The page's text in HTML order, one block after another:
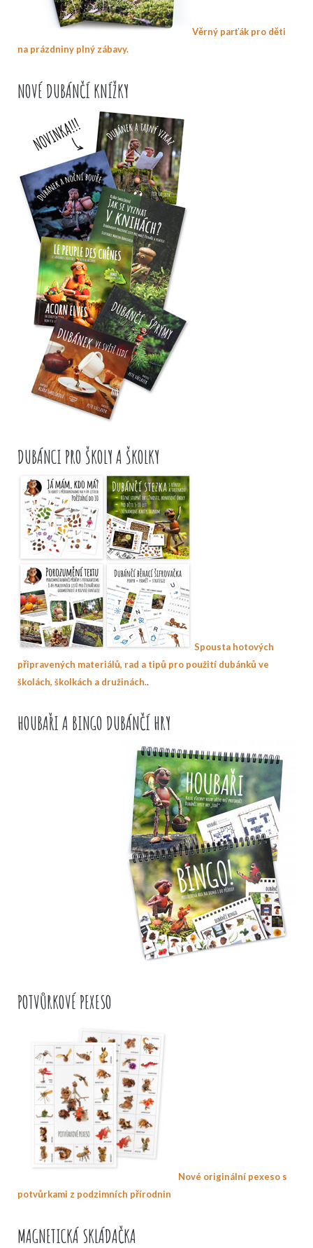
Věrný parťák pro děti
na prázdniny plný zábavy.
NOVÉ DUBÁNČÍ KNÍŽKY
DUBÁNCI PRO ŠKOLY A ŠKOLKY
Spousta hotových
připravených materiálů, rad a tipů pro použití dubánků ve
školách, školkách a družinách..
HOUBAŘI A BINGO DUBÁNČÍ HRY
POTVŮRKOVÉ PEXESO
Nové originální pexeso s
potvůrkami z podzimních přírodnin
MAGNETICKÁ SKLÁDAČKA